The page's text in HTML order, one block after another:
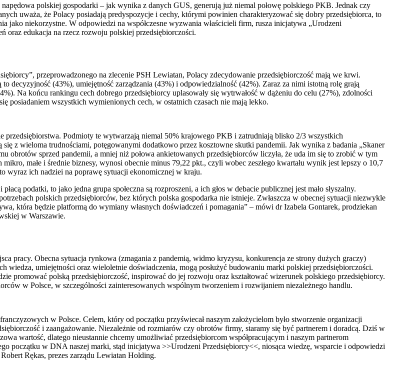
polskiej gospodarki – jak wynika z danych GUS, generują już niemal połowę polskiego PKB. Jednak czy
uważa, że Polacy posiadają predyspozycje i cechy, którymi powinien charakteryzować się dobry przedsiębiorca, to
jako niekorzystne. W odpowiedzi na współczesne wyzwania właścicieli firm, rusza inicjatywa „Urodzeni
oraz edukacja na rzecz rozwoju polskiej przedsiębiorczości.
przeprowadzonego na zlecenie PSH Lewiatan, Polacy zdecydowanie przedsiębiorczość mają we krwi.
decyzyjność (43%), umiejętność zarządzania (43%) i odpowiedzialność (42%). Zaraz za nimi istotną rolę grają
Na końcu rankingu cech dobrego przedsiębiorcy uplasowały się wytrwałość w dążeniu do celu (27%), zdolności
posiadaniem wszystkich wymienionych cech, w ostatnich czasach nie mają lekko.
przedsiębiorstwa. Podmioty te wytwarzają niemal 50% krajowego PKB i zatrudniają blisko 2/3 wszystkich
z wieloma trudnościami, potęgowanymi dodatkowo przez kosztowne skutki pandemii. Jak wynika z badania „Skaner
obrotów sprzed pandemii, a mniej niż połowa ankietowanych przedsiębiorców liczyła, że uda im się to zrobić w tym
małe i średnie biznesy, wynosi obecnie minus 79,22 pkt., czyli wobec zeszłego kwartału wynik jest lepszy o 10,7
wyraz ich nadziei na poprawę sytuacji ekonomicznej w kraju.
podatki, to jako jedna grupa społeczna są rozproszeni, a ich głos w debacie publicznej jest mało słyszalny.
polskich przedsiębiorców, bez których polska gospodarka nie istnieje. Zwłaszcza w obecnej sytuacji niezwykle
która będzie platformą do wymiany własnych doświadczeń i pomagania” – mówi dr Izabela Gontarek, prodziekan
w Warszawie.
pracy. Obecna sytuacja rynkowa (zmagania z pandemią, widmo kryzysu, konkurencja ze strony dużych graczy)
wiedza, umiejętności oraz wieloletnie doświadczenia, mogą posłużyć budowaniu marki polskiej przedsiębiorczości.
promować polską przedsiębiorczość, inspirować do jej rozwoju oraz kształtować wizerunek polskiego przedsiębiorcy.
w Polsce, w szczególności zainteresowanych wspólnym tworzeniem i rozwijaniem niezależnego handlu.
w Polsce. Celem, który od początku przyświecał naszym założycielom było stworzenie organizacji
i zaangażowanie. Niezależnie od rozmiarów czy obrotów firmy, staramy się być partnerem i doradcą. Dziś w
wartość, dlatego nieustannie chcemy umożliwiać przedsiębiorcom współpracującym i naszym partnerom
początku w DNA naszej marki, stąd inicjatywa >>Urodzeni Przedsiębiorcy<<, niosąca wiedzę, wsparcie i odpowiedzi
Rękas, prezes zarządu Lewiatan Holding.